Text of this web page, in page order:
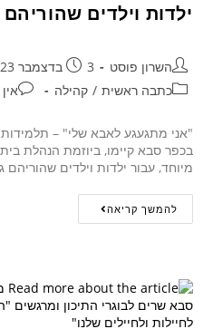
ילדות וילדים שהוריהם
השרון פוסט
3 בדצמבר 2023
כתבה ראשית / קהילה
"אני מתגעגע לאבא שלי" – תלמידות
בכפר סבא קיימו, ביוזמת הנהלת
מיוחד, עבור ילדות וילדים
להמשך קריאה